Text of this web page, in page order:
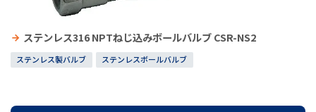
ステンレス316 NPTねじ込みボールバルブ CSR-NS2
ステンレス製バルブ ステンレスボールバルブ